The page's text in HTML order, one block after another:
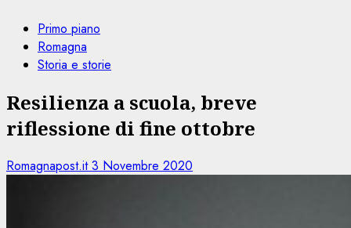
Primo piano
Romagna
Storia e storie
Resilienza a scuola, breve
riflessione di fine ottobre
Romagnapost.it3 Novembre 2020